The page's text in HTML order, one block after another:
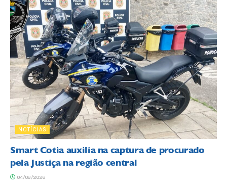
NOTÍCIAS
Smart Cotia auxilia na captura de procurado
pela Justiça na região central
04/08/2026